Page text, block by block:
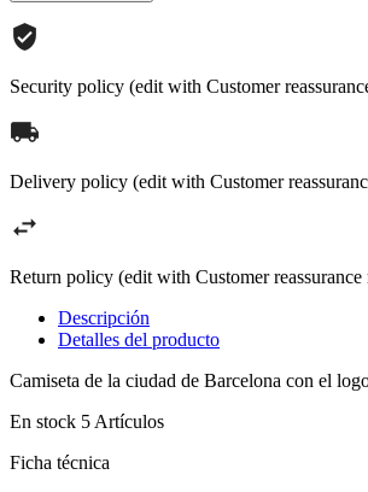
Security policy (edit with Customer
Delivery policy (edit with Customer
Return policy (edit with Customer reassurance
Descripción
Detalles del producto
Camiseta de la ciudad de Barcelona con el
En stock 5 Artículos
Ficha técnica